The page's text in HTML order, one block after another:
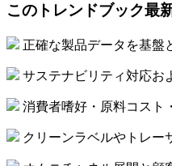
このトレンドブック最
正確な製品データを基盤
サステナビリティ対応お
消費者嗜好・原料コスト
クリーンラベルやトレー